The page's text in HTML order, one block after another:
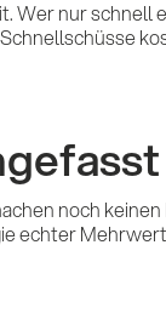
Wer nur schnell
noch
echter